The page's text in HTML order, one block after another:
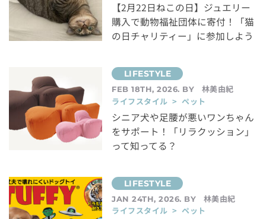
【2月22日ねこの日】ジュエリー
購入で動物福祉団体に寄付！「猫
の日チャリティー」に参加しよう
FEB 18TH, 2026. BY
林美由紀
ライフスタイル > ペット
シニア犬や足腰が悪いワンちゃん
をサポート！「リラクッション」
って知ってる？
JAN 24TH, 2026. BY
林美由紀
ライフスタイル > ペット